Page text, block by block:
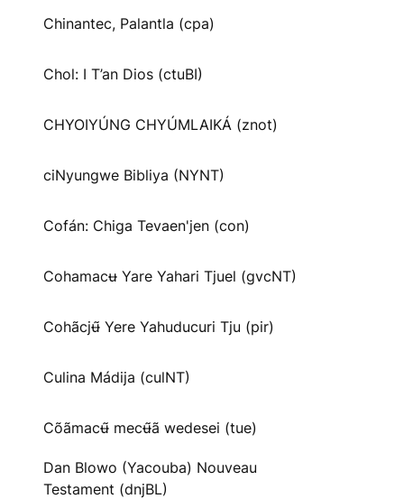
Chinantec, Palantla (cpa)
Chol: I T’an Dios (ctuBI)
CHYOIYÚNG CHYÚMLAIKÁ (znot)
ciNyungwe Bibliya (NYNT)
Cofán: Chiga Tevaen'jen (con)
Cohamacʉ Yare Yahari Tjuel (gvcNT)
Cohãcjʉ̃ Yere Yahuducuri Tju (pir)
Culina Mádija (culNT)
Cõãmacʉ̃ mecʉ̃ã wedesei (tue)
Dan Blowo (Yacouba) Nouveau
Testament (dnjBL)